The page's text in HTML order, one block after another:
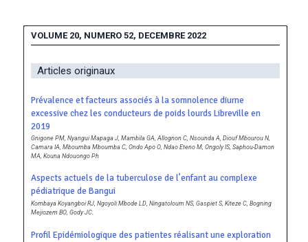
VOLUME 20, NUMERO 52, DECEMBRE 2022
Articles originaux
Prévalence et facteurs associés à la somnolence diurne
excessive chez les conducteurs de poids lourds Libreville en
2019
Gnigone PM, Nyangui Mapaga J, Mambila GA, Allognon C, Nsounda A, Diouf Mbourou N,
Camara IA, Mboumba Mboumba C, Ondo Apo O, Ndao Eteno M, Ongoly IS, Saphou-Damon
MA, Kouna Ndouongo Ph
Aspects actuels de la tuberculose de l’enfant au complexe
pédiatrique de Bangui
Kombaya Koyangboi RJ, Ngoyoli Mbode LD, Ningatoloum NS, Gaspiet S, Kiteze C, Bogning
Mejiozem BO, Gody JC.
Profil Epidémiologique des patientes réalisant une exploration